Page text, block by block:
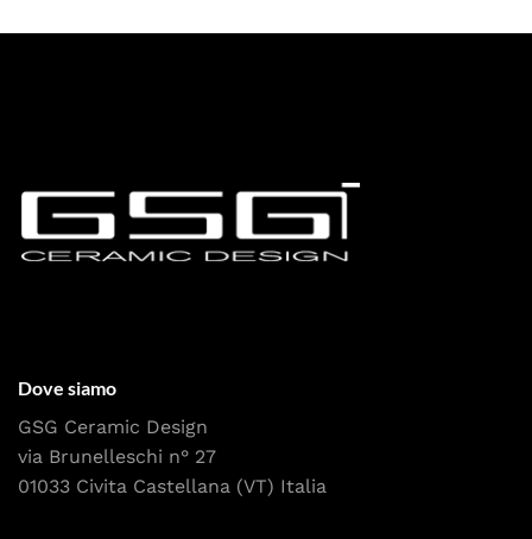
Dove siamo
GSG Ceramic Design
via Brunelleschi n° 27
01033 Civita Castellana (VT) Italia